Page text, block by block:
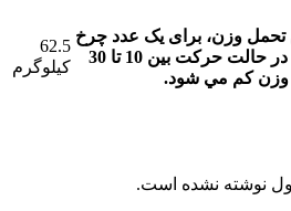
تحمل وزن، برای يک عدد چرخ
وزن کم مي شود.
62.5
کیلوگرم
نوشته نشده است.